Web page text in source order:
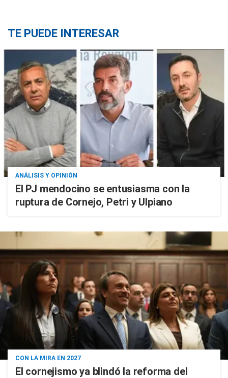
TE PUEDE INTERESAR
ANÁLISIS Y OPINIÓN
El PJ mendocino se entusiasma con la
ruptura de Cornejo, Petri y Ulpiano
CON LA MIRA EN 2027
El cornejismo ya blindó la reforma del